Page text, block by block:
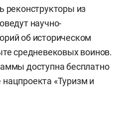
реконструкторы из
научно-
об историческом
средневековых воинов.
доступна бесплатно
«Туризм и